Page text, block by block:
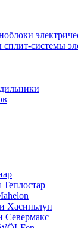
системы
Теплостар
Хасиньлун
Севермакс